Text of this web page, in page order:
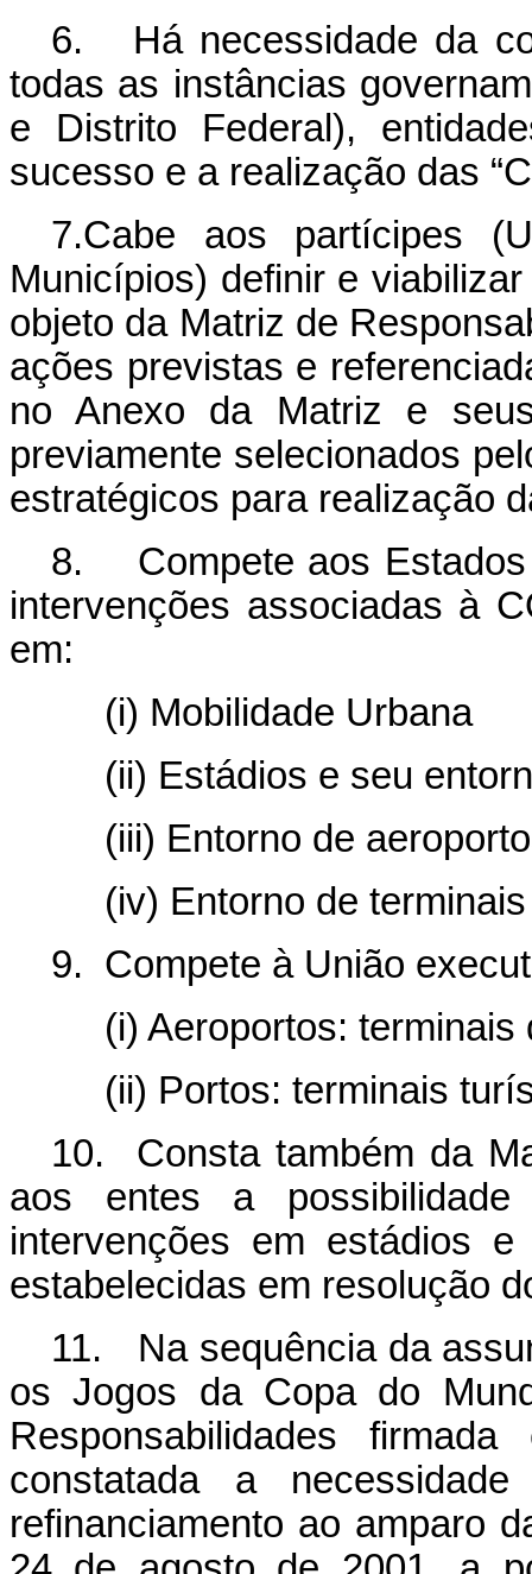
6. Há necessidade da
todas as instâncias
e Distrito Federal),
sucesso e a realização das
7.Cabe aos partícipes
Municípios) definir e
objeto da Matriz de
ações previstas e
no Anexo da Matriz e
previamente selecionados
estratégicos para realização
8. Compete aos Estados
intervenções associadas à
em:
(i) Mobilidade Urbana
(ii) Estádios e seu
(iii) Entorno de
(iv) Entorno de
9. Compete à União
(i) Aeroportos:
(ii) Portos: terminais
10. Consta também da
aos entes a
intervenções em estádios
estabelecidas em resolução
11. Na sequência da
os Jogos da Copa do
Responsabilidades
constatada a
refinanciamento ao amparo